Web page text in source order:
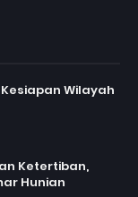
Wilayah
Ketertiban,
Hunian